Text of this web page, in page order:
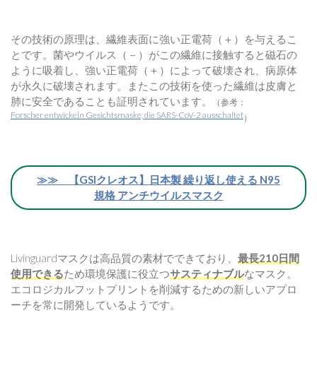
その技術の原理は、繊維表面に強い正電荷（＋）を与えるこ
とです。菌やウイルス（－）がこの繊維に接触すると磁石の
ように吸着し、強い正電荷（＋）によって破壊され、病原体
が永久に破壊されます。またこの技術を使った繊維は皮膚と
肺に安全であることも証明されています。
（参考：
Forscher entwickeln Gesichtsmaske, die SARS-CoV-2 ausschaltet）
≫≫ 【GSIクレオス】日本製 繰り返し使える N95
規格 アンチウイルスマスク
Livinguardマスクは高品質の素材でできており、 最長210日間
使用できるため環境保護に役立つサスティナブルなマスク。
エコロジカルフットプリントを削減するための新しいアプロ
ーチを常に開発しているようです。